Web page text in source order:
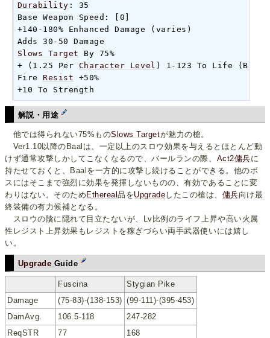
Durability : 35
Base Weapon Speed: [0]
+140-180% Enhanced Damage (varies)
Slows Target
By 75%
+ (1.25 Per Character Level ) 1-123 To Life
Fire Resist +50%
+10 To Strength
解説・用途
他では得られない75%ものSlows Targetが魅力の槍。
Ver1.10以降のBaalは、一定以上のスロウ効果を与えるとほとんど動
けず通常攻撃しかしてこなくなるので、バールランの際、 Act2傭兵に
持たせておくと、Baalを一方的に攻撃し続けることができる。他のボ
スにはそこまで強烈に効果を発揮しないものの、有効であることに変
わりはない。そのため Ethereal品をUpgradeしたこの槍は、 傭兵向け最
終装備の有力候補となる。
スロウの陰に隠れて目立たないが、Lv比例のライフ上昇や高い火属
性レジスト上昇効果もレジストを稼ぎづらい両手武器使いには嬉し
い。
Upgrade Guide
Fuscina
Stygian Pike
Damage
(75-83)-(138-153) (99-111)-(395-453)
DamAvg.
106.5-118
247-282
ReqSTR
77
168